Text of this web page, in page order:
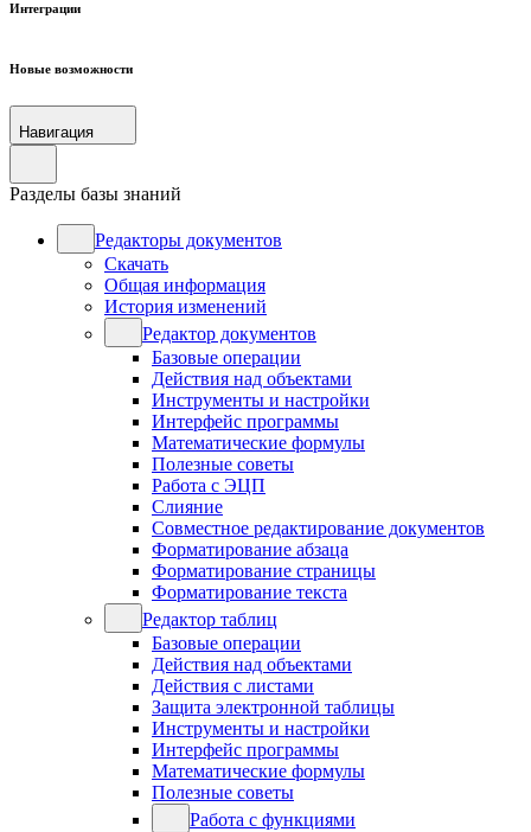
Интеграции
Новые возможности
Навигация
Разделы базы знаний
Редакторы документов
Скачать
Общая информация
История изменений
Редактор документов
Базовые операции
Действия над объектами
Инструменты и настройки
Интерфейс программы
Математические формулы
Полезные советы
Работа с ЭЦП
Слияние
Совместное редактирование документов
Форматирование абзаца
Форматирование страницы
Форматирование текста
Редактор таблиц
Базовые операции
Действия над объектами
Действия с листами
Защита электронной таблицы
Инструменты и настройки
Интерфейс программы
Математические формулы
Полезные советы
Работа с функциями